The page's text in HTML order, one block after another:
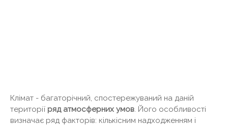
Клімат - багаторічний, спостережуваний на даній
території ряд атмосферних умов . Його особливості
визначає ряд факторів: кількісним надходженням і